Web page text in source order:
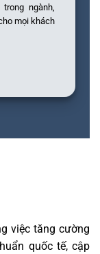
ngành,
mọi khách
việc tăng cường
quốc tế, cập